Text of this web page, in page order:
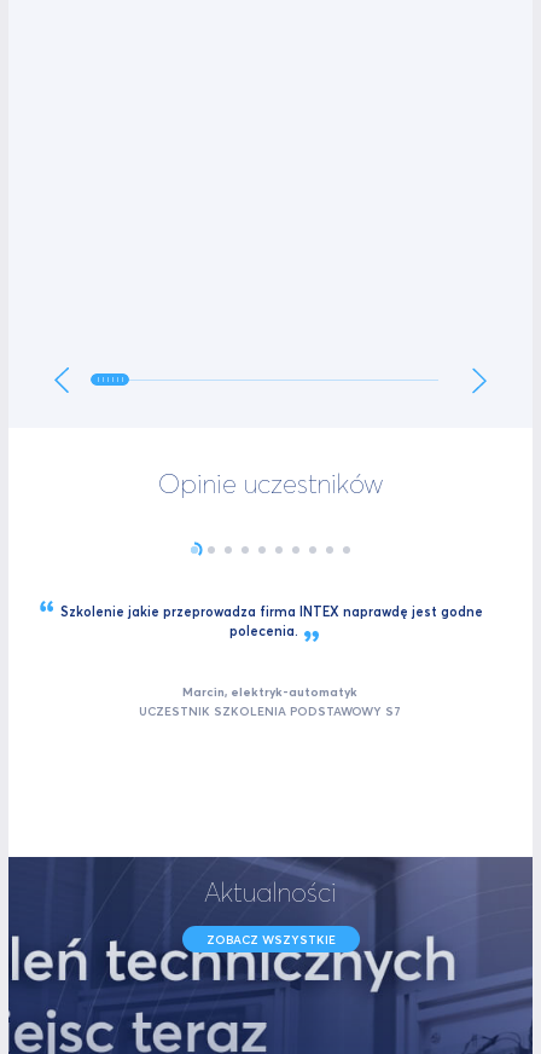
Opinie uczestników
Szkolenie jakie przeprowadza firma INTEX naprawdę jest godne
polecenia.
Marcin, elektryk-automatyk
UCZESTNIK SZKOLENIA PODSTAWOWY S7
Aktualności
ZOBACZ WSZYSTKIE